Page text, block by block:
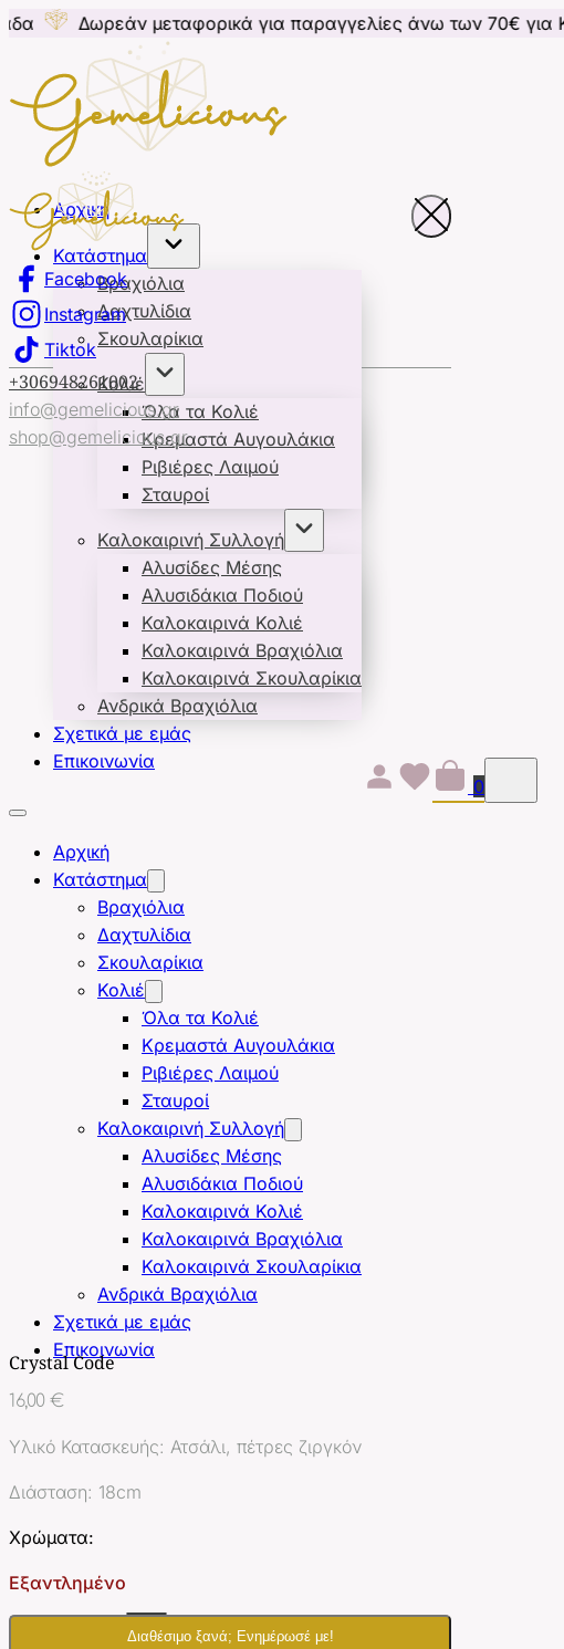
μεταφορικά για παραγγελίες άνω των 70€ για Κύπρο
Αρχική
Κατάστημα
Βραχιόλια
Δαχτυλίδια
Σκουλαρίκια
Κολιέ
Όλα τα Κολιέ
Κρεμαστά Αυγουλάκια
Ριβιέρες Λαιμού
Σταυροί
Καλοκαιρινή Συλλογή
Αλυσίδες Μέσης
Αλυσιδάκια Ποδιού
Καλοκαιρινά Κολιέ
Καλοκαιρινά Βραχιόλια
Καλοκαιρινά Σκουλαρίκια
Ανδρικά Βραχιόλια
Σχετικά με εμάς
Επικοινωνία
Αρχική
Κατάστημα
Βραχιόλια
Δαχτυλίδια
Σκουλαρίκια
Κολιέ
Όλα τα Κολιέ
Κρεμαστά Αυγουλάκια
Ριβιέρες Λαιμού
Σταυροί
Καλοκαιρινή Συλλογή
Αλυσίδες Μέσης
Αλυσιδάκια Ποδιού
Καλοκαιρινά Κολιέ
Καλοκαιρινά Βραχιόλια
Καλοκαιρινά Σκουλαρίκια
Ανδρικά Βραχιόλια
Σχετικά με εμάς
Επικοινωνία
0
Facebook
Instagram
Tiktok
+306948261002
info@gemelicious.gr
shop@gemelicious.gr
Crystal Code
16,00 €
Υλικό Κατασκευής: Ατσάλι, πέτρες ζιργκόν
Διάσταση: 18cm
Χρώματα:
Εξαντλημένο
Διαθέσιμο ξανά; Ενημέρωσέ με!